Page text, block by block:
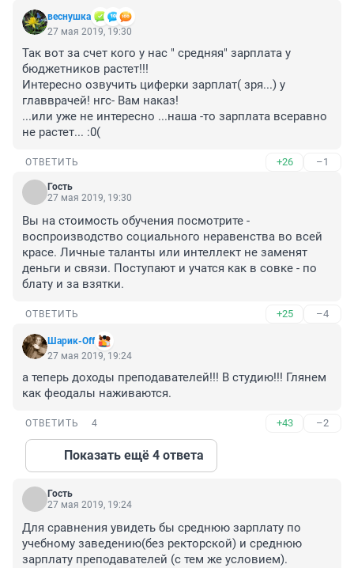
веснушка
27 мая 2019, 19:30
Так вот за счет кого у нас " средняя" зарплата у
бюджетников растет!!!
Интересно озвучить циферки зарплат( зря...) у
главврачей! нгс- Вам наказ!
...или уже не интересно ...наша -то зарплата всеравно
не растет... :0(
ОТВЕТИТЬ +26 –1
Гость
27 мая 2019, 19:30
Вы на стоимость обучения посмотрите -
воспроизводство социального неравенства во всей
красе. Личные таланты или интеллект не заменят
деньги и связи. Поступают и учатся как в совке - по
блату и за взятки.
ОТВЕТИТЬ +25 –4
Шарик-Off
27 мая 2019, 19:24
а теперь доходы преподавателей!!! В студию!!! Глянем
как феодалы наживаются.
ОТВЕТИТЬ 4 +43 –2
Показать ещё 4 ответа
Гость
27 мая 2019, 19:24
Для сравнения увидеть бы среднюю зарплату по
учебному заведению(без ректорской) и среднюю
зарплату преподавателей (с тем же условием).